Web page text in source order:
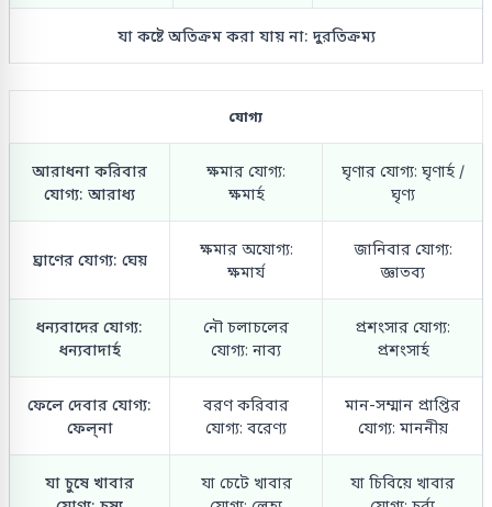
যা কষ্টে অতিক্রম করা যায় না: দুরতিক্রম্য
যোগ্য
আরাধনা করিবার
যোগ্য: আরাধ্য
ক্ষমার যোগ্য:
ক্ষমার্হ
ঘৃণার যোগ্য: ঘৃণার্হ /
ঘৃণ্য
ঘ্রাণের যোগ্য: ঘেয়
ক্ষমার অযোগ্য:
ক্ষমার্য
জানিবার যোগ্য:
জ্ঞাতব্য
ধন্যবাদের যোগ্য:
ধন্যবাদার্হ
নৌ চলাচলের
যোগ্য: নাব্য
প্রশংসার যোগ্য:
প্রশংসার্হ
ফেলে দেবার যোগ্য:
ফেল্‌না
বরণ করিবার
যোগ্য: বরেণ্য
মান-সম্মান প্রাপ্তির
যোগ্য: মাননীয়
যা চুষে খাবার
যা চেটে খাবার
যা চিবিয়ে খাবার